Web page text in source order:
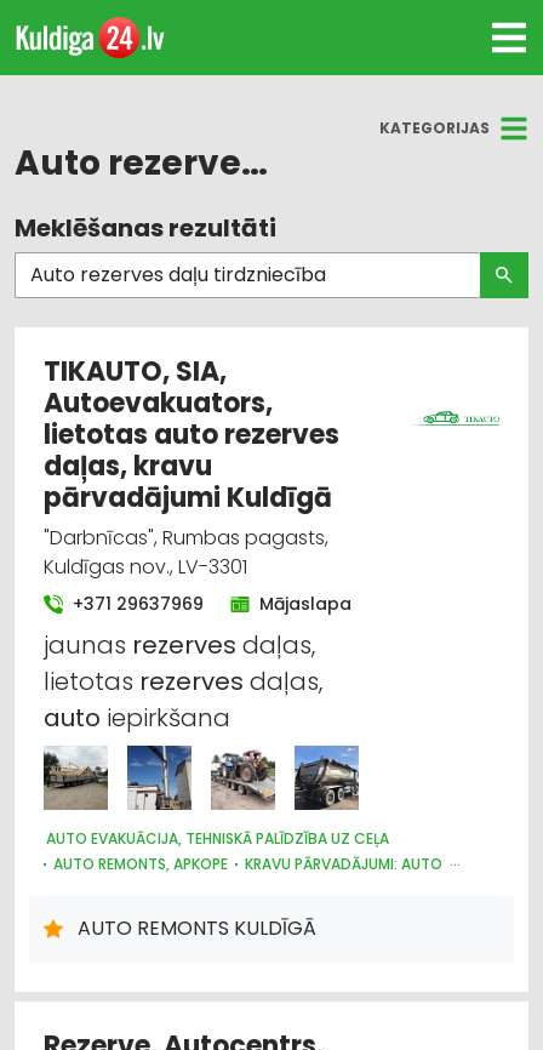
KATEGORIJAS
Auto rezerves daļu tirdzniecība
Visas nozares
Auto rezerves daļu tirdzniecība
Auto riepu, auto disku tirdzniecība
Motoru eļļas, smērvielas
Auto riepu serviss
Lauksaimniecības tehnikas un traktortehnikas
rezerves daļas
Auto papildierīces un aksesuāri; navigācijas
sistēmas
Auto ķīmija, auto krāsas
Auto rezerves daļu vairumtirdzniecība
Dzinēji, motori, to remonts
Meklēšanas rezultāti
TIKAUTO, SIA,
Autoevakuators,
lietotas auto rezerves
daļas, kravu
pārvadājumi Kuldīgā
"Darbnīcas", Rumbas pagasts,
Kuldīgas nov., LV-3301
+371 29637969 Mājaslapa
jaunas rezerves daļas,
lietotas rezerves daļas,
auto iepirkšana
AUTO EVAKUĀCIJA, TEHNISKĀ PALĪDZĪBA UZ CEĻA
AUTO REMONTS, APKOPE
KRAVU PĀRVADĀJUMI: AUTO
AUTO REMONTS KULDĪGĀ